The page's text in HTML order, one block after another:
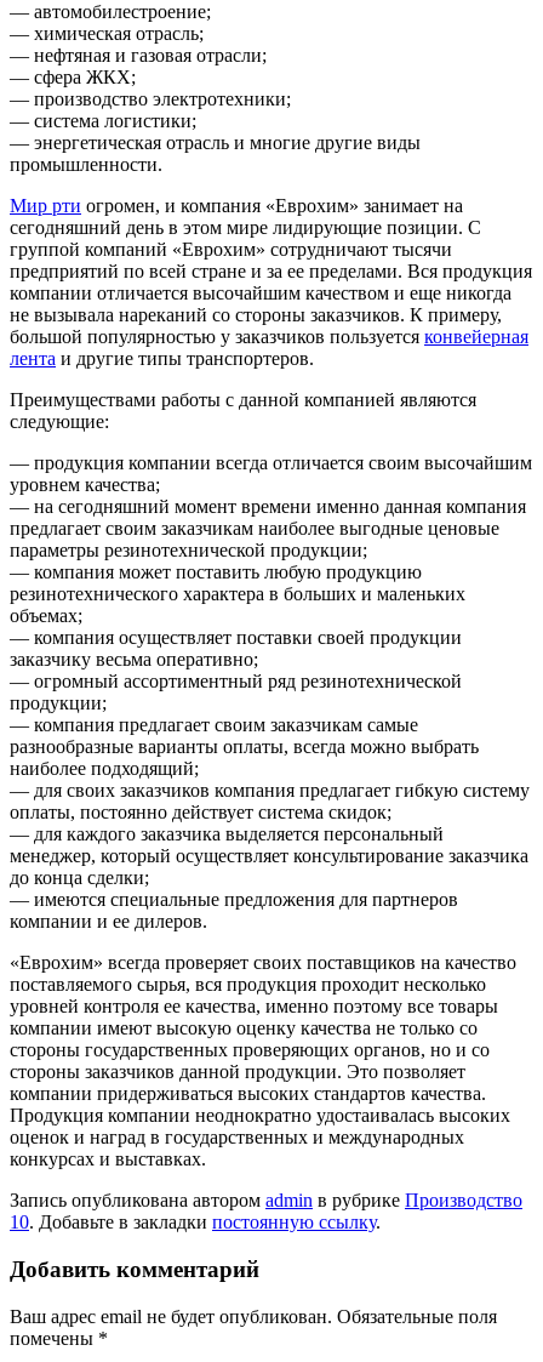
— автомобилестроение;
— химическая отрасль;
— нефтяная и газовая отрасли;
— сфера ЖКХ;
— производство электротехники;
— система логистики;
— энергетическая отрасль и многие другие виды
промышленности.
Мир рти огромен, и компания «Еврохим» занимает на
сегодняшний день в этом мире лидирующие позиции. С
группой компаний «Еврохим» сотрудничают тысячи
предприятий по всей стране и за ее пределами. Вся продукция
компании отличается высочайшим качеством и еще никогда
не вызывала нареканий со стороны заказчиков. К примеру,
большой популярностью у заказчиков пользуется конвейерная
лента и другие типы транспортеров.
Преимуществами работы с данной компанией являются
следующие:
— продукция компании всегда отличается своим высочайшим
уровнем качества;
— на сегодняшний момент времени именно данная компания
предлагает своим заказчикам наиболее выгодные ценовые
параметры резинотехнической продукции;
— компания может поставить любую продукцию
резинотехнического характера в больших и маленьких
объемах;
— компания осуществляет поставки своей продукции
заказчику весьма оперативно;
— огромный ассортиментный ряд резинотехнической
продукции;
— компания предлагает своим заказчикам самые
разнообразные варианты оплаты, всегда можно выбрать
наиболее подходящий;
— для своих заказчиков компания предлагает гибкую систему
оплаты, постоянно действует система скидок;
— для каждого заказчика выделяется персональный
менеджер, который осуществляет консультирование заказчика
до конца сделки;
— имеются специальные предложения для партнеров
компании и ее дилеров.
«Еврохим» всегда проверяет своих поставщиков на качество
поставляемого сырья, вся продукция проходит несколько
уровней контроля ее качества, именно поэтому все товары
компании имеют высокую оценку качества не только со
стороны государственных проверяющих органов, но и со
стороны заказчиков данной продукции. Это позволяет
компании придерживаться высоких стандартов качества.
Продукция компании неоднократно удостаивалась высоких
оценок и наград в государственных и международных
конкурсах и выставках.
Запись опубликована автором admin в рубрике Производство
10. Добавьте в закладки постоянную ссылку.
Добавить комментарий
Ваш адрес email не будет опубликован. Обязательные поля
помечены *